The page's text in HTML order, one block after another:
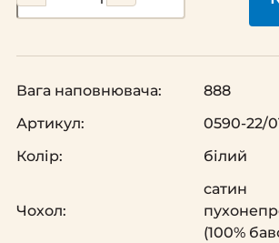
Вага наповнювача:
888
Артикул:
0590-22/
Колір:
білий
Чохол:
сатин
(100%